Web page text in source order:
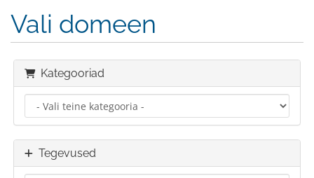
Vali domeen
Kategooriad
Tegevused